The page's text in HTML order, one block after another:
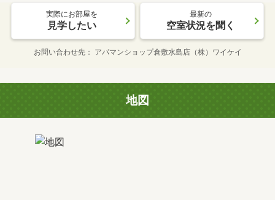
実際にお部屋を
見学したい
最新の
空室状況を聞く
お問い合わせ先 アパマンショップ倉敷水島店（株）ワイケイ
地図